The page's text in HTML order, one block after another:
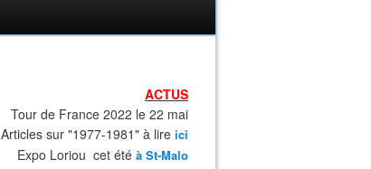
ACTUS
Tour de France 2022 le 22 mai
Articles sur "1977-1981" à lire ici
Expo Loriou cet été à St-Malo